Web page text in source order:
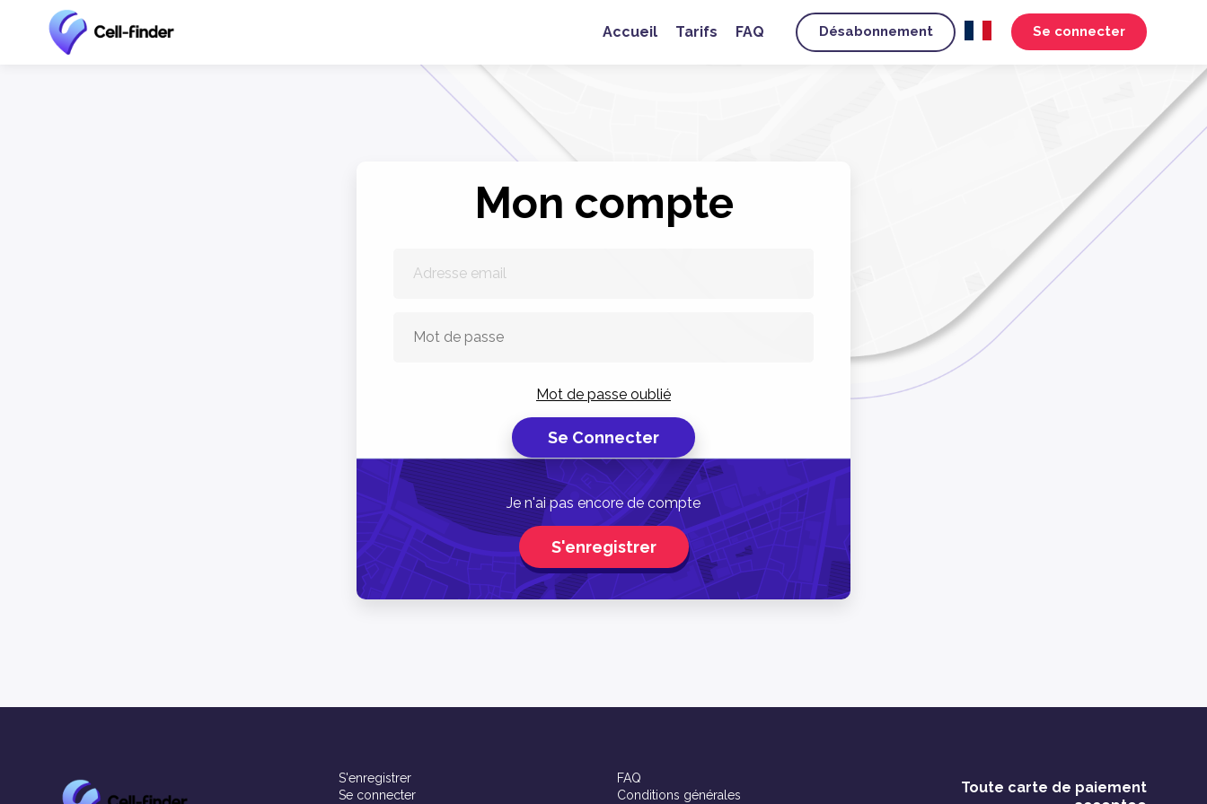
Accueil Tarifs FAQ Désabonnement Se connecter
Mon compte
Mot de passe oublié
Je n'ai pas encore de compte
S'enregistrer
S'enregistrer
Se connecter
FAQ
Conditions générales
Toute carte de paiement